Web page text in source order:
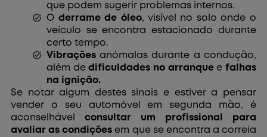
que podem sugerir problemas internos.
O derrame de óleo, visível no solo onde o
veículo se encontra estacionado durante
certo tempo.
Vibrações anómalas durante a condução,
além dedificuldades no arranquee falhas
na ignição.
Se notar algum destes sinais e estiver a pensar
vender o seu automóvel em segunda mão, é
aconselhávelconsultar um profissional para
avaliar as condições em que se encontra a correia